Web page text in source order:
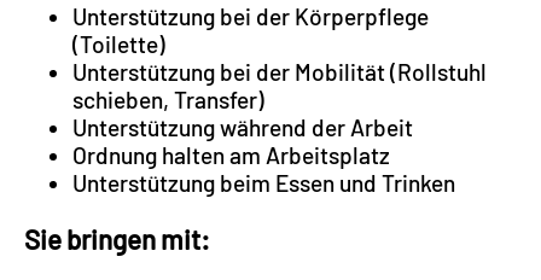
Unterstützung bei der Körperpflege
(Toilette)
Unterstützung bei der Mobilität (Rollstuhl
schieben, Transfer)
Unterstützung während der Arbeit
Ordnung halten am Arbeitsplatz
Unterstützung beim Essen und Trinken
Sie bringen mit: